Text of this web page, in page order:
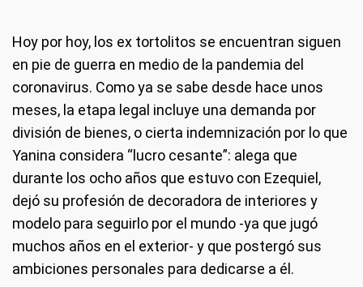
Hoy por hoy, los ex tortolitos se encuentran siguen
en pie de guerra en medio de la pandemia del
coronavirus. Como ya se sabe desde hace unos
meses, la etapa legal incluye una demanda por
división de bienes, o cierta indemnización por lo que
Yanina considera “lucro cesante”: alega que
durante los ocho años que estuvo con Ezequiel,
dejó su profesión de decoradora de interiores y
modelo para seguirlo por el mundo -ya que jugó
muchos años en el exterior- y que postergó sus
ambiciones personales para dedicarse a él.